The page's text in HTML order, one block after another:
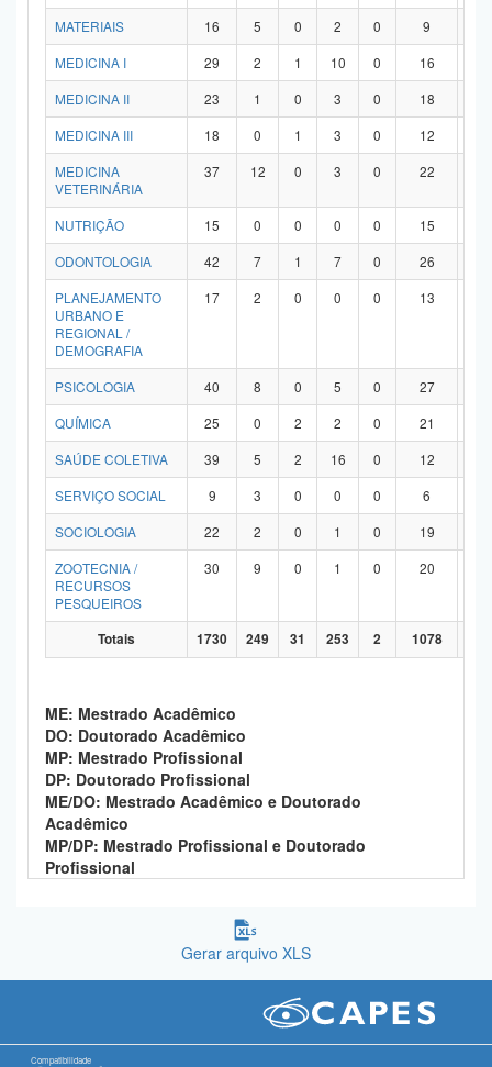
MATERIAIS 16 5 0 2 0 9
MEDICINA I
29 2 1 10 0 16
MEDICINA II
23 1 0 3 0 18
MEDICINA III
18 0 1 3 0 12
MEDICINA
VETERINÁRIA
37 12 0 3 0 22
NUTRIÇÃO 15 0 0 0 0 15
ODONTOLOGIA
42 7 1 7 0 26
PLANEJAMENTO
URBANO E
REGIONAL /
DEMOGRAFIA
17 2 0 0 0 13
PSICOLOGIA 40 8 0 5 0 27
QUÍMICA
25 0 2 2 0 21
SAÚDE COLETIVA
39 5 2 16 0 12
SERVIÇO SOCIAL
9 3 0 0 0 6
SOCIOLOGIA
22 2 0 1 0 19
ZOOTECNIA /
RECURSOS
PESQUEIROS
30 9 0 1 0 20
Totais 1730 249 31 253 2 1078
ME: Mestrado Acadêmico
DO: Doutorado Acadêmico
MP: Mestrado Profissional
DP: Doutorado Profissional
ME/DO: Mestrado Acadêmico e Doutorado
Acadêmico
MP/DP: Mestrado Profissional e Doutorado
Profissional
Gerar arquivo XLS
Compatibilidade